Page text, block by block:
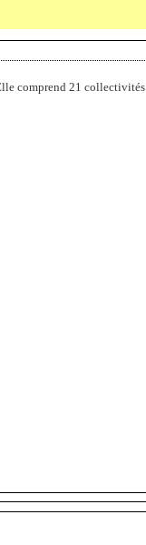
comprend 21 collectivités